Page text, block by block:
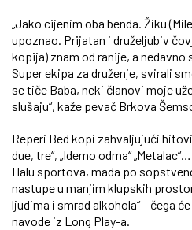
„Jako cijenim oba benda. Žiku
upoznao. Prijatan i druželjubiv
kopija) znam od ranije, a nedavno
Super ekipa za druženje, svirali
se tiče Baba, neki članovi moje
slušaju“, kaže pevač Brkova
Reperi Bed kopi zahvaljujući
due, tre“, „Idemo odma“
Halu sportova, mada po
nastupe u manjim klupskih
ljudima i smrad alkohola“ – čega
navode iz Long Play-a.